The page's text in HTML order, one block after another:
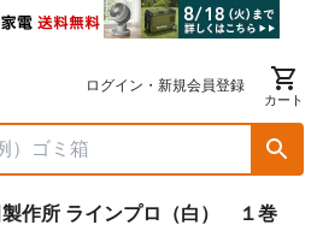
ログイン・新規会員登録
カート
製作所 ラインプロ（白） １巻